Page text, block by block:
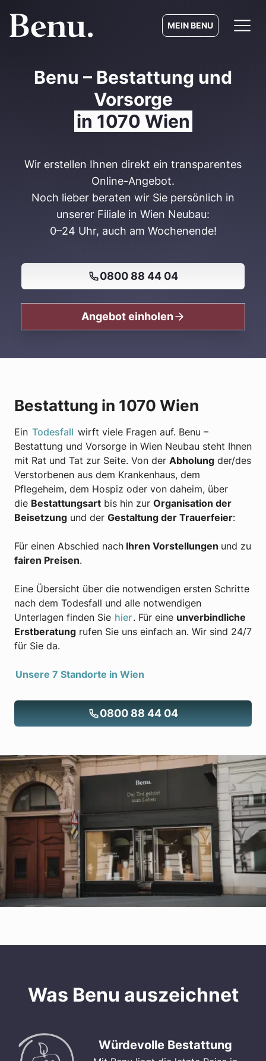
MEIN BENU
Benu – Bestattung und
Vorsorge
in 1070 Wien
Wir erstellen Ihnen direkt ein transparentes
Online-Angebot.
Noch lieber beraten wir Sie persönlich in
unserer Filiale in Wien Neubau:
0–24 Uhr, auch am Wochenende!
0800 88 44 04
Angebot einholen
Bestattung in 1070 Wien
Ein Todesfall wirft viele Fragen auf. Benu –
Bestattung und Vorsorge in Wien Neubau steht Ihnen
mit Rat und Tat zur Seite. Von der Abholung der/des
Verstorbenen aus dem Krankenhaus, dem
Pflegeheim, dem Hospiz oder von daheim, über
die Bestattungsart bis hin zur Organisation der
Beisetzung und der Gestaltung der Trauerfeier:
Für einen Abschied nach Ihren Vorstellungen und zu
fairen Preisen.
Eine Übersicht über die notwendigen ersten Schritte
nach dem Todesfall und alle notwendigen
Unterlagen finden Sie hier. Für eine unverbindliche
Erstberatung rufen Sie uns einfach an. Wir sind 24/7
für Sie da.
Unsere 7 Standorte in Wien
0800 88 44 04
Was Benu auszeichnet
Würdevolle Bestattung